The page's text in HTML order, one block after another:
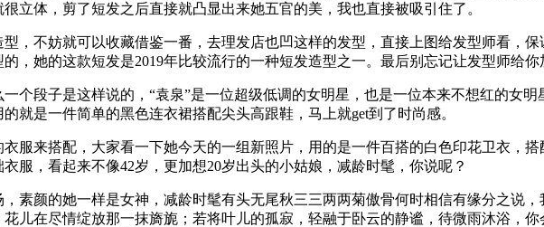
立体，剪了短发之后直接就凸显出来她五官的美，我也直接被吸引住了。
，不妨就可以收藏借鉴一番，去理发店也凹这样的发型，直接上图给发型师看，
，她的这款短发是2019年比较流行的一种短发造型之一。最后别忘记让发型师给你
个段子是这样说的，“袁泉”是一位超级低调的女明星，也是一位本来不想红的女
就是一件简单的黑色连衣裙搭配尖头高跟鞋，马上就get到了时尚感。
服来搭配，大家看一下她今天的一组新照片，用的是一件百搭的白色印花卫衣，
服，看起来不像42岁，更加想20岁出头的小姑娘，减龄时髦，你说呢？
素颜的她一样是女神，减龄时髦有头无尾秋三三两两菊傲骨何时相信有缘分之说
儿在尽情绽放那一抹旖旎；若将叶儿的孤寂，轻融于卧云的静谧，待微雨沐浴